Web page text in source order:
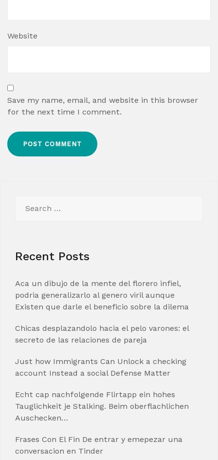
Website
Save my name, email, and website in this browser
for the next time I comment.
for:
Recent Posts
Aca un dibujo de la mente del florero infiel,
podria generalizarlo al genero viril aunque
Existen que darle el beneficio sobre la dilema
Chicas desplazandolo hacia el pelo varones: el
secreto de las relaciones de pareja
Just how Immigrants Can Unlock a checking
account Instead a social Defense Matter
Echt cap nachfolgende Flirtapp ein hohes
Tauglichkeit je Stalking. Beim oberflachlichen
Auschecken…
Frases Con El Fin De entrar y emepezar una
conversacion en Tinder